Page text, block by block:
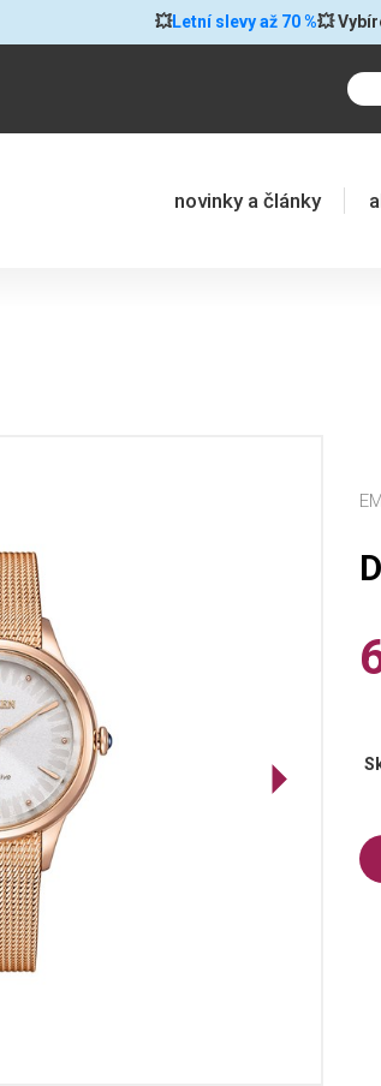
💥Letní slevy až 70 %💥
novinky a články